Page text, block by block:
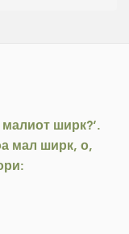
ширк?‘.
мал ширк, о,